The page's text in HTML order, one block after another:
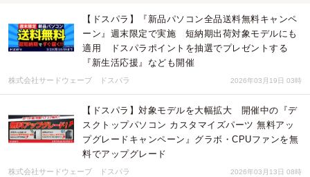
【ドスパラ】『新品パソコン全品送料無料キャンペ
ーン』週末限定で実施 短納期出荷対象モデルにも
適用 ドスパラポイントを抽選でプレゼントする
『新生活応援』なども開催
株式会社サードウェーブ ドスパラ 2026年03月19日 03時
【ドスパラ】対象モデルを大幅拡大 開催中の『デ
スクトップパソコン カスタマイズパーツ 無料アッ
プグレードキャンペーン』グラボ・CPUファンを無
料でアップグレード
株式会社サードウェーブ ドスパラ 2026年03月13日 08時